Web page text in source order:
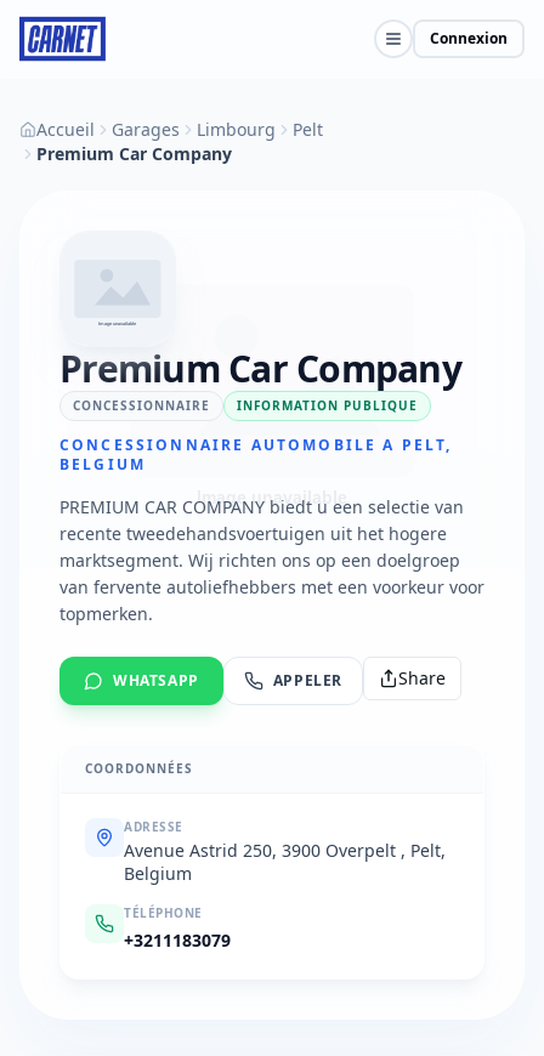
Connexion
Accueil Garages Limbourg
Pelt
Premium Car Company
Premium Car Company
CONCESSIONNAIRE INFORMATION PUBLIQUE
CONCESSIONNAIRE AUTOMOBILE A PELT,
BELGIUM
PREMIUM CAR COMPANY biedt u een selectie van
recente tweedehandsvoertuigen uit het hogere
marktsegment. Wij richten ons op een doelgroep
van fervente autoliefhebbers met een voorkeur voor
topmerken.
WHATSAPP APPELER Share
COORDONNÉES
ADRESSE
Avenue Astrid 250, 3900 Overpelt , Pelt,
Belgium
TÉLÉPHONE
+3211183079